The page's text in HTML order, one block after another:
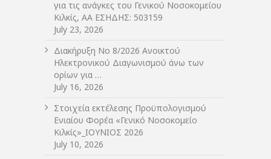
για τις ανάγκες του Γενικού Νοσοκομείου
Κιλκίς, ΑΑ ΕΣΗΔΗΣ: 503159
July 23, 2026
Διακήρυξη Νο 8/2026 Ανοικτού
Ηλεκτρονικού Διαγωνισμού άνω των
ορίων για …
July 16, 2026
Στοιχεία εκτέλεσης Προϋπολογισμού
Ενιαίου Φορέα «Γενικό Νοσοκομείο
Κιλκίς»_ΙΟΥΝΙΟΣ 2026
July 10, 2026